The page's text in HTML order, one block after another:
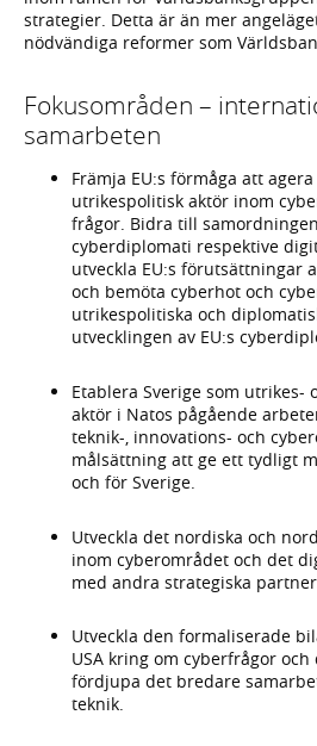
strategier. Detta är än mer
nödvändiga reformer som
Fokusområden –
samarbeten
Främja EU:s förmåga att
utrikespolitisk aktör inom
frågor. Bidra till
cyberdiplomati respektive
utveckla EU:s förutsättningar
och bemöta cyberhot och
utrikespolitiska och
utvecklingen av EU:s
Etablera Sverige som utrikes-
aktör i Natos pågående
teknik-, innovations- och
målsättning att ge ett tydligt
och för Sverige.
Utveckla det nordiska och
inom cyberområdet och det
med andra strategiska
Utveckla den formaliserade
USA kring om cyberfrågor
fördjupa det bredare
teknik.